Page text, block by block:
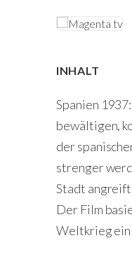
INHALT
Spanien
bewältigen,
der
strenger
Stadt
Der Film
Weltkrieg